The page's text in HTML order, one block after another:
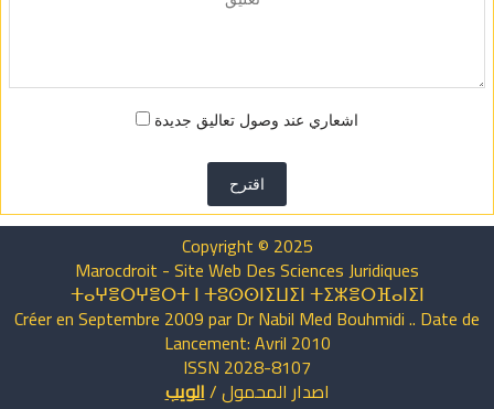
اشعاري عند وصول تعاليق جديدة
اقترح
Copyright © 2025
Marocdroit - Site Web Des Sciences Juridiques
ⵜⴰⵖⴻⵔⵖⴻⵔⵜ ⵏ ⵜⵓⵙⵙⵏⵉⵡⵉⵏ ⵜⵉⵣⴻⵔⴼⴰⵏⵉⵏ
Créer en Septembre 2009 par Dr Nabil Med Bouhmidi .. Date de
Lancement: Avril 2010
ISSN 2028-8107
اصدار المحمول/الويب